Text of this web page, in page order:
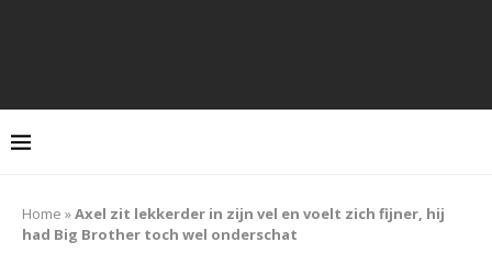
Home »Axel zit lekkerder in zijn vel en voelt zich fijner, hij
had Big Brother toch wel onderschat